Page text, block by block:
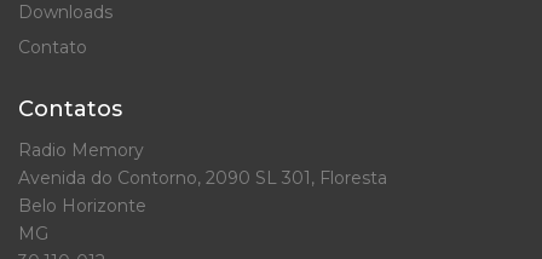
Downloads
Contato
Contatos
Radio Memory
Avenida do Contorno, 2090 SL 301, Floresta
Belo Horizonte
MG